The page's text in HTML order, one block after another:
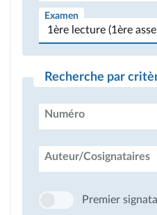
Examen
Recherche par
Numéro
Auteur/Cosignataires
Premier